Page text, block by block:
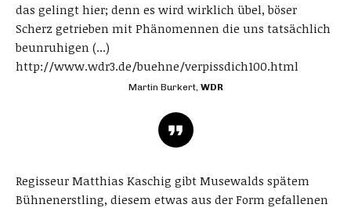
das gelingt hier; denn es wird wirklich übel, böser
Scherz getrieben mit Phänomennen die uns tatsächlich
beunruhigen (...)
http://www.wdr3.de/buehne/verpissdich100.html
Martin Burkert, WDR
Regisseur Matthias Kaschig gibt Musewalds spätem
Bühnenerstling, diesem etwas aus der Form gefallenen